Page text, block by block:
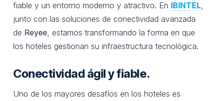
fiable y un entorno moderno y atractivo. En IBINTEL,
junto con las soluciones de conectividad avanzada
de Reyee, estamos transformando la forma en que
los hoteles gestionan su infraestructura tecnológica.
Conectividad ágil y fiable.
Uno de los mayores desafíos en los hoteles es